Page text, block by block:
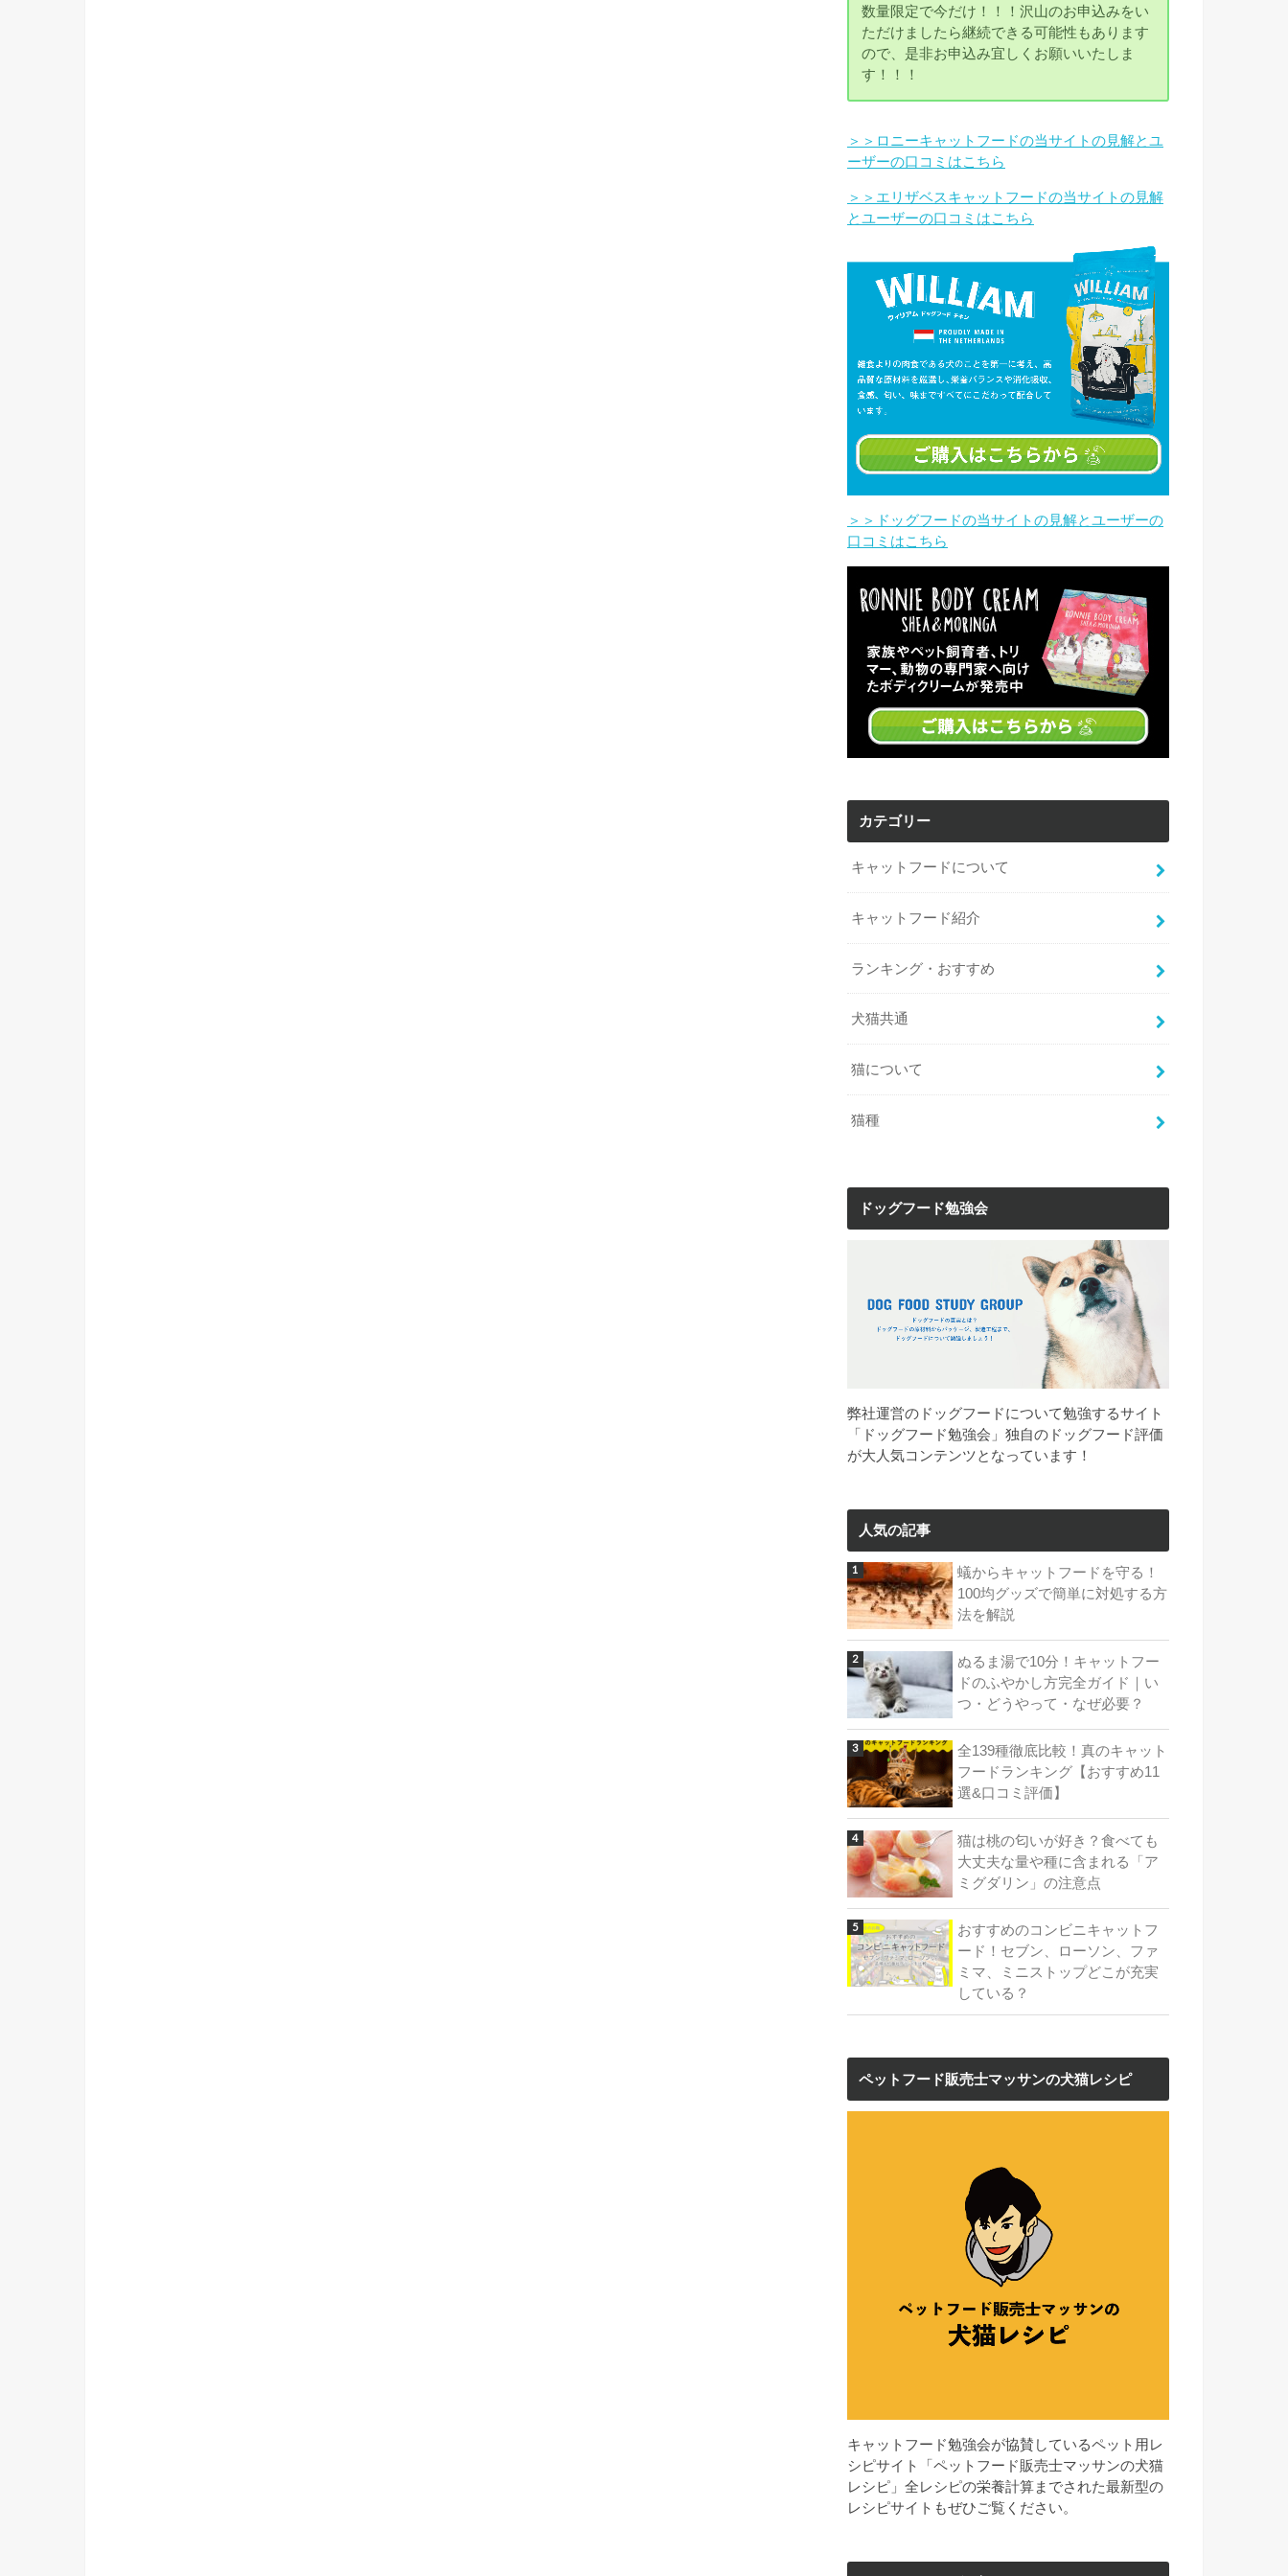
数量限定で今だけ！！！沢山のお申込みをい
ただけましたら継続できる可能性もあります
ので、是非お申込み宜しくお願いいたしま
す！！！
＞＞ロニーキャットフードの当サイトの見解とユ
ーザーの口コミはこちら
＞＞エリザベスキャットフードの当サイトの見解
とユーザーの口コミはこちら
＞＞ドッグフードの当サイトの見解とユーザーの
口コミはこちら
カテゴリー
キャットフードについて
キャットフード紹介
ランキング・おすすめ
犬猫共通
猫について
猫種
ドッグフード勉強会
弊社運営のドッグフードについて勉強するサイト
「ドッグフード勉強会」独自のドッグフード評価
が大人気コンテンツとなっています！
人気の記事
蟻からキャットフードを守る！
100均グッズで簡単に対処する方
法を解説
ぬるま湯で10分！キャットフー
ドのふやかし方完全ガイド｜い
つ・どうやって・なぜ必要？
全139種徹底比較！真のキャット
フードランキング【おすすめ11
選&口コミ評価】
猫は桃の匂いが好き？食べても
大丈夫な量や種に含まれる「ア
ミグダリン」の注意点
おすすめのコンビニキャットフ
ード！セブン、ローソン、ファ
ミマ、ミニストップどこが充実
している？
ペットフード販売士マッサンの犬猫レシピ
キャットフード勉強会が協賛しているペット用レ
シピサイト「ペットフード販売士マッサンの犬猫
レシピ」全レシピの栄養計算までされた最新型の
レシピサイトもぜひご覧ください。